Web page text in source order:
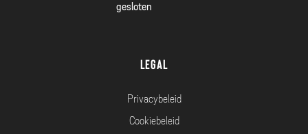
gesloten
Legal
Privacybeleid
Cookiebeleid